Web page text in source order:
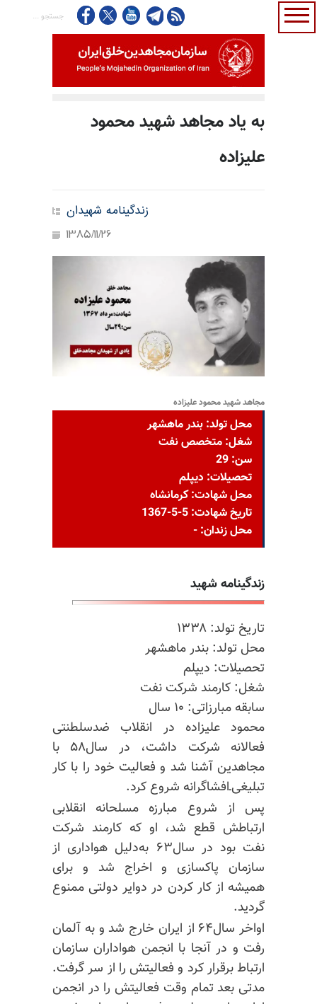
به یاد مجاهد شهید محمود
علیزاده
زندگینامه شهیدان
1385/11/26
مجاهد شهید محمود علیزاده
محل تولد: بندر ماهشهر
شغل: متخصص نفت
سن: 29
تحصیلات: دیپلم
محل شهادت: کرمانشاه
تاریخ شهادت: 5-5-1367
محل زندان: -
زندگینامه شهید
تاریخ تولد‌: ۱۳۳۸
محل تولد‌: بندر ماهشهر
تحصیلات‌: دیپلم
شغل: کارمند شرکت نفت
سابقه مبارزاتی: ۱۰ سال
محمود علیزاده در انقلاب ضدسلطنتی
فعالانه شرکت داشت، در سال۵۸ با
مجاهدین آشنا شد و فعالیت خود را با کار
تبلیغی‌ـ‌افشاگرانه شروع کرد.
پس از شروع مبارزه مسلحانه انقلابی
ارتباطش قطع شد، او که کارمند شرکت
نفت بود در سال۶۳ به‌دلیل هواداری از
سازمان پاکسازی و اخراج شد و برای
همیشه از کار کردن در دوایر دولتی ممنوع
گردید.
اواخر سال۶۴ از ایران خارج شد و به آلمان
رفت و در آنجا با انجمن هواداران سازمان
ارتباط برقرار کرد و فعالیتش را از سر گرفت.
مدتی بعد تمام وقت فعالیتش را در انجمن